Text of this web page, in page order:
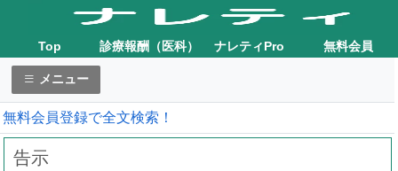
Top 診療報酬（医科） ナレティPro 無料会員
メニュー
無料会員登録で全文検索！
告示